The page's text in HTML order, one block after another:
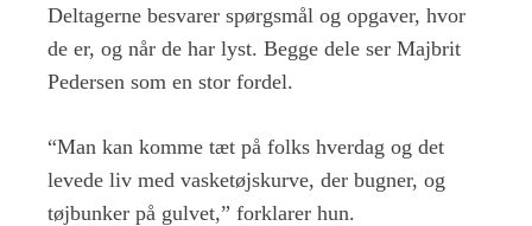
Deltagerne besvarer spørgsmål og opgaver, hvor
de er, og når de har lyst. Begge dele ser Majbrit
Pedersen som en stor fordel.
“Man kan komme tæt på folks hverdag og det
levede liv med vasketøjskurve, der bugner, og
tøjbunker på gulvet,” forklarer hun.